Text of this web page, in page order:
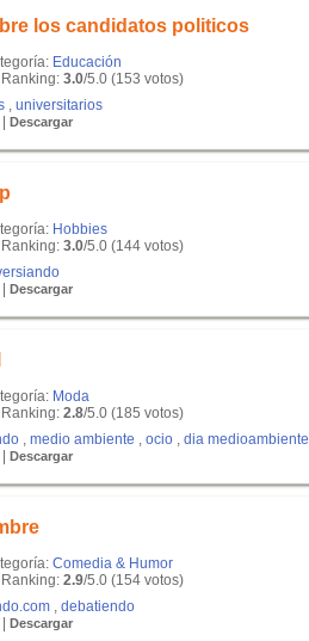
los candidatos politicos
Educación
Ranking: 3.0/5.0 (153 votos)
universitarios
| Descargar
Hobbies
Ranking: 3.0/5.0 (144 votos)
| Descargar
Moda
Ranking: 2.8/5.0 (185 votos)
medio ambiente ocio dia medioambiente
| Descargar
Comedia & Humor
Ranking: 2.9/5.0 (154 votos)
debatiendo
| Descargar